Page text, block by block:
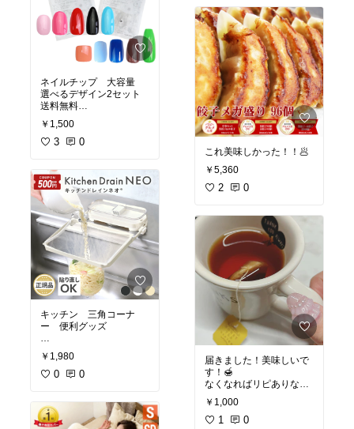
ネイルチップ 大容量
選べるデザイン2セット
送料無料
#ネイルチップ
イル
￥1,500
3 0
キッチン 三角コーナ
ー 便利グッズ
#あったら便利
￥1,980
0 0
これ美味しかった！！🥟
￥5,360
2 0
届きました！美味しいで
す！🍯
なくなればリピありなる
かも☺️💛💛
はちみつ紅茶🍯送料無料
￥1,000
1 0